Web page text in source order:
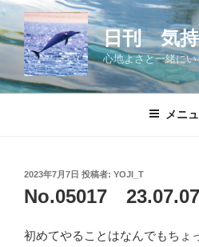
コ
ン
テ
ツ
日刊 気
心地よさと一緒にい
メニ
投
稿
日:
2023年7月7日 投稿者: YOJI_T
No.05017
初めてやることはなんでもちょ